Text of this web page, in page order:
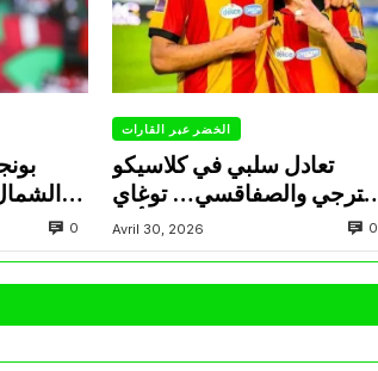
0
الخضر عبر القارات
تعادل سلبي في كلاسيكو
الترجي والصفاقسي… توغاي
يهدر ركلة جزاء وبوعالية يتألق
Avril 30, 2026 0